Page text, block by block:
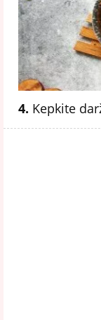
4. Kepkite